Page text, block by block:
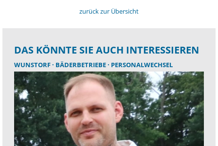
zurück zur Übersicht
DAS KÖNNTE SIE AUCH INTERESSIEREN
WUNSTORF BÄDERBETRIEBE PERSONALWECHSEL